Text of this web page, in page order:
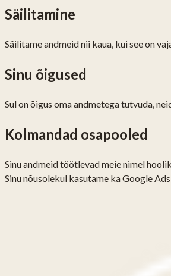
Säilitamine
Säilitame andmeid nii kaua, kui see on
Sinu õigused
Sul on õigus oma andmetega tutvuda,
Kolmandad osapooled
Sinu andmeid töötlevad meie nimel
Sinu nõusolekul kasutame ka Google